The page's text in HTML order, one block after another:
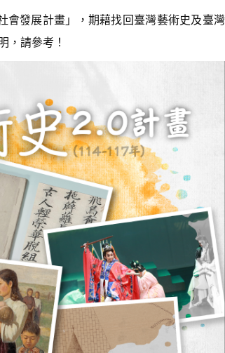
會發展計畫」，期藉找回臺灣藝術史及臺灣
，請參考！